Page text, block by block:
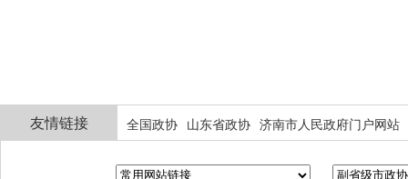
友情链接 全国政协 山东省政协 济南市人民政府门户网站